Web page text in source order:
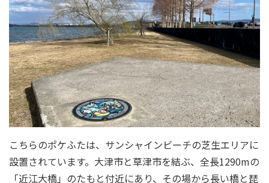
こちらのポケふたは、サンシャインビーチの芝生エリアに
設置されています。大津市と草津市を結ぶ、全長1290mの
「近江大橋」のたもと付近にあり、その場から長い橋と琵